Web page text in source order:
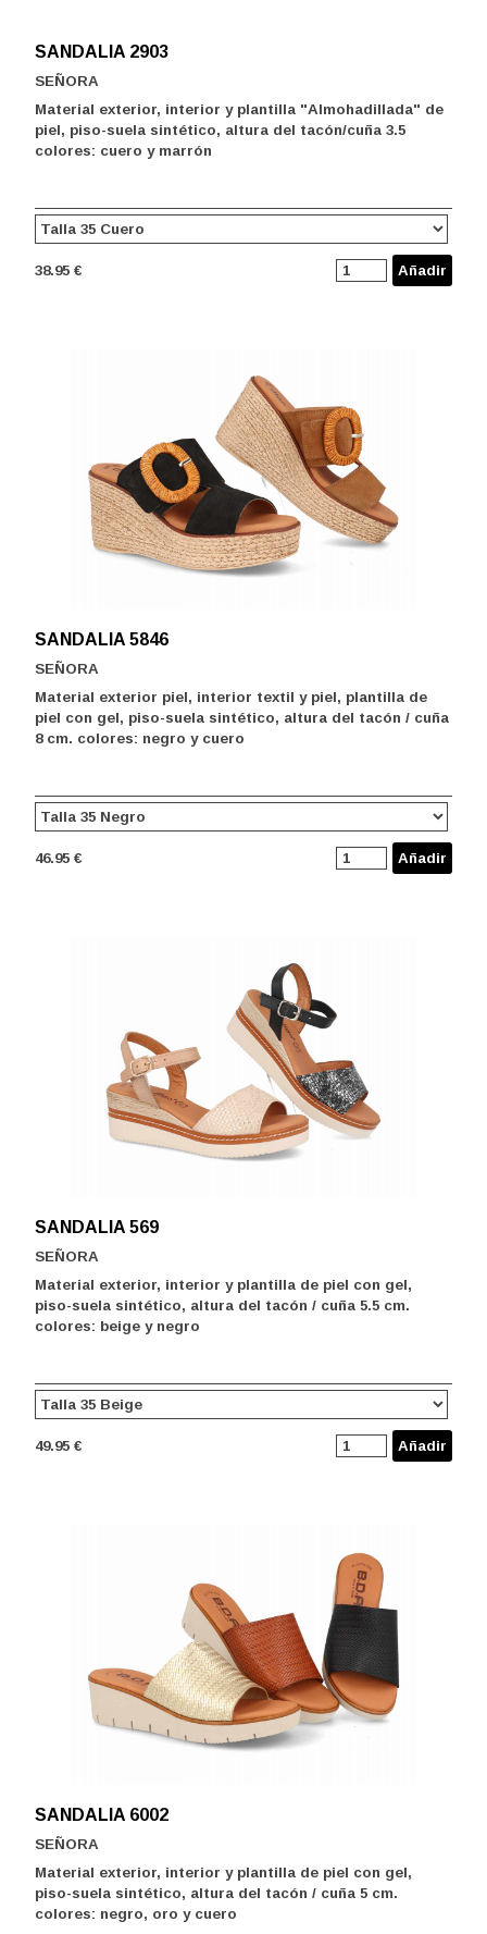
SANDALIA 2903
SEÑORA
Material exterior, interior y plantilla "Almohadillada" de
piel, piso-suela sintético, altura del tacón/cuña 3.5
colores: cuero y marrón
38.95 € Añadir
SANDALIA 5846
SEÑORA
Material exterior piel, interior textil y piel, plantilla de
piel con gel, piso-suela sintético, altura del tacón / cuña
8 cm. colores: negro y cuero
46.95 € Añadir
SANDALIA 569
SEÑORA
Material exterior, interior y plantilla de piel con gel,
piso-suela sintético, altura del tacón / cuña 5.5 cm.
colores: beige y negro
49.95 € Añadir
SANDALIA 6002
SEÑORA
Material exterior, interior y plantilla de piel con gel,
piso-suela sintético, altura del tacón / cuña 5 cm.
colores: negro, oro y cuero